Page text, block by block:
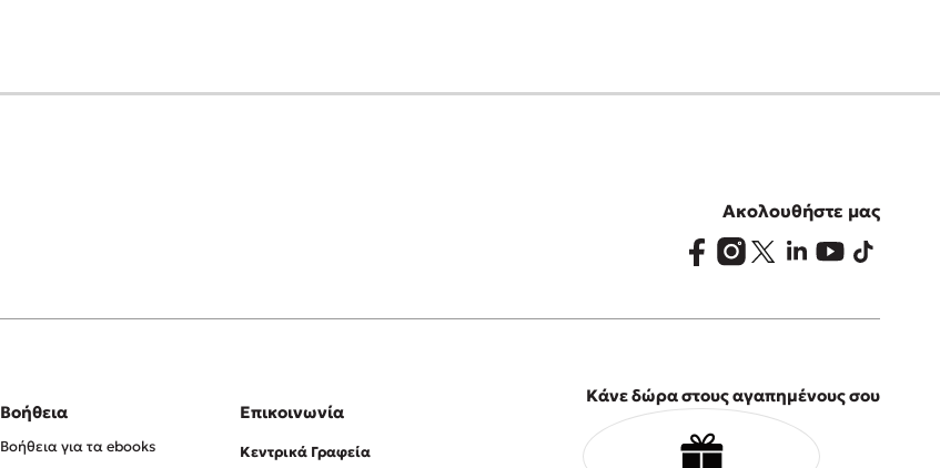
Ακολουθήστε μας
Βοήθεια
Βοήθεια για τα ebooks
Επικοινωνία
Κεντρικά Γραφεία
Κάνε δώρα στους αγαπημένους σου